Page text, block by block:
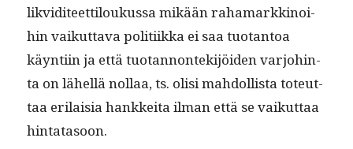
lik­vidi­teet­tiloukus­sa mikään rahamarkki­noi­
hin vaikut­ta­va poli­ti­ik­ka ei saa tuotan­toa
käyn­ti­in ja että tuotan­non­tek­i­jöi­den var­jo­hin­
ta on lähel­lä nol­laa, ts. olisi mah­dol­lista toteut­
taa eri­laisia han­kkei­ta ilman että se vaikut­taa
hintatasoon.